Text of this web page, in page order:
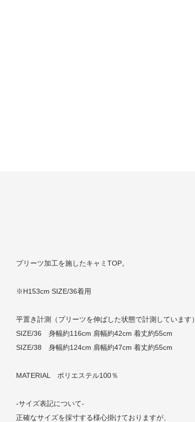
プリーツ加工を施したキャミTOP。
※H153cm SIZE/36着用
平置き計測（プリーツを伸ばした状態で計測しています）
SIZE/36 身幅約116cm 肩幅約42cm 着丈約55cm
SIZE/38 身幅約124cm 肩幅約47cm 着丈約55cm
MATERIAL ポリエステル100％
-サイズ表記について-
正確なサイズを採寸する様心掛けておりますが、